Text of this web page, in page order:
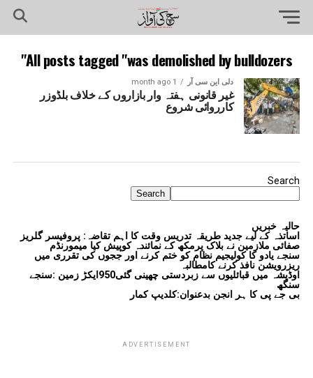
All posts tagged "was demolished by bulldozers"
دلی این سی آر 1 month ago
غیر قانونی ہفتہ وار بازاروں کے خلاف بلڈوزر
کارروائی شروع
Search
Search
حالیہ خبریں
اساتذہ کے لیے جدید طریقہ تدریس وقت کا اہم تقاضہ: پروفیسر گلریز
صفائی ملازمین نے بلاک پرمکھ کے نمائندہ کوپیش کیا میمورنڈم
سنجے یادو کا کولیجیم نظام کو ختم کرنے اور ججوں کی تقرری میں
ریزرویشن نافذ کرنے کامطالبہ
اوڈیشہ میں قبائلیوں سے زبردستی چھینی گئی950ایکڑ زمین :سنجے
سنگھ
بی جے پی کا ہر انجن بدعنوان:کلدیپ کمار
ADVERTISEMENT